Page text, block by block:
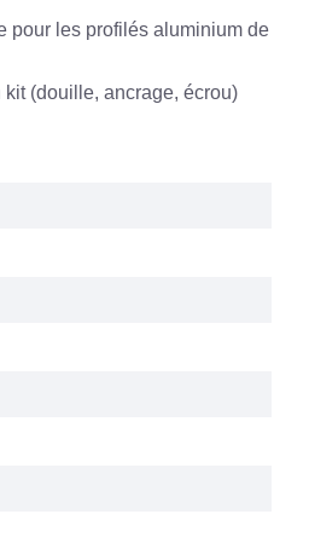
pour les profilés aluminium de
(douille, ancrage, écrou)